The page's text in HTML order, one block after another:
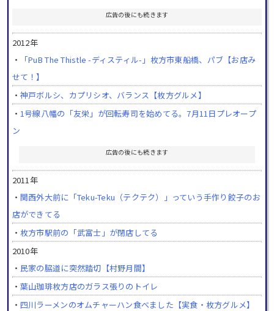
広告の後にも続きます
2012年
・
「PuB The Thistle -ディスティル-」枚方市東船橋、パブ【お店み
せて！】
・ 神戸ボルシ、カプリシオ、バランス【枚方グルメ】
・ 1号線八幡の「友栄」が回転寿司を始めてる。7月11日プレオープ
ン
広告の後にも続きます
2011年
・ 関西外大前に「Teku-Teku（テクテク）」っていう手作り餃子のお
店ができてる
・ 枚方市駅前の「武富士」が閉店してる
2010年
・ 民家の脇道に突然踏切【村野月間】
・ 葉山珈琲枚方店のガラス張りのトイレ
・ 四川ラーメンのオムチャーハン食べました【実食・枚方グルメ】